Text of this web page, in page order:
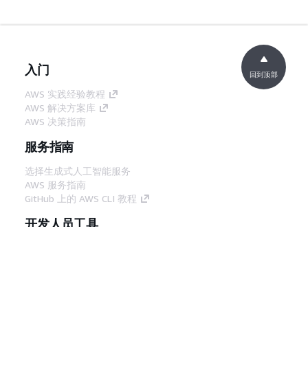
入门
AWS 实践经验教程
AWS 解决方案库
AWS 决策指南
服务指南
选择生成式人工智能服务
AWS 服务指南
GitHub 上的 AWS CLI 教程
开发人员工具
回到顶部